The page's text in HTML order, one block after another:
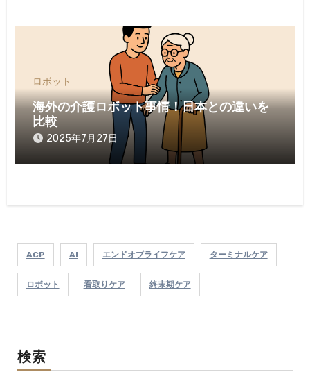
ロボット
海外の介護ロボット事情！日本との違いを
比較
2025年7月27日
ACP AI エンドオブライフケア ターミナルケア
ロボット 看取りケア 終末期ケア
検索